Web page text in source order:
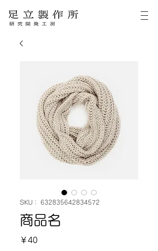
SKU： 632835642834572
商品名
￥40価